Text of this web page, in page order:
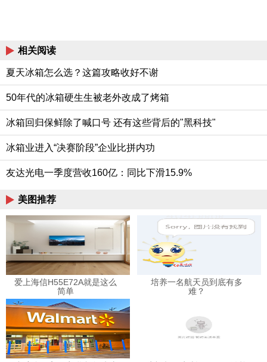
相关阅读
夏天冰箱怎么选？这篇攻略收好不谢
50年代的冰箱硬生生被老外改成了烤箱
冰箱回归保鲜除了喊口号 还有这些背后的"黑科技"
冰箱业进入“决赛阶段”企业比拼内功
友达光电一季度营收160亿：同比下滑15.9%
美图推荐
爱上海信H55E72A就是这么
简单
培养一名航天员到底有多
难？